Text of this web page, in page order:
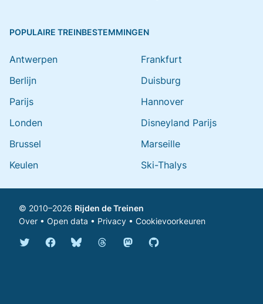
POPULAIRE TREINBESTEMMINGEN
Antwerpen
Berlijn
Parijs
Londen
Brussel
Keulen
Frankfurt
Duisburg
Hannover
Disneyland Parijs
Marseille
Ski-Thalys
© 2010–2026 Rijden de Treinen
Over • Open data • Privacy • Cookievoorkeuren